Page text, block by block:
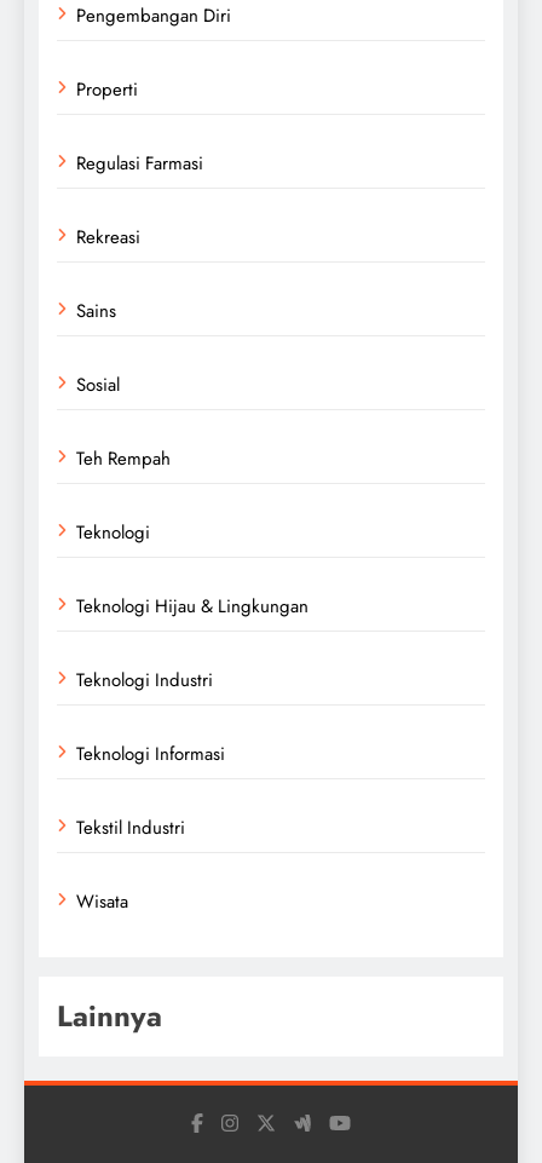
Pengembangan Diri
Properti
Regulasi Farmasi
Rekreasi
Sains
Sosial
Teh Rempah
Teknologi
Teknologi Hijau & Lingkungan
Teknologi Industri
Teknologi Informasi
Tekstil Industri
Wisata
Lainnya